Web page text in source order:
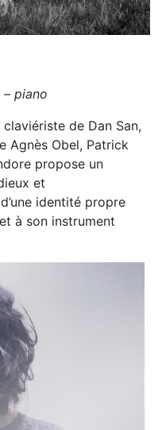
piano
de Dan San,
Agnès Obel, Patrick
propose un
et
identité propre
à son instrument